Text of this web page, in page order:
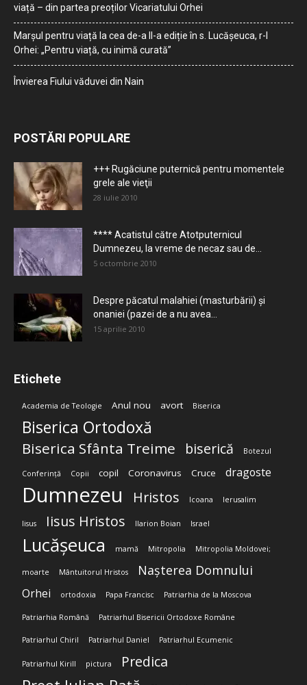
viață – din partea preoților Vicariatului Orhei
Marșul pentru viață la cea de-a II-a ediție în s. Lucășeuca, r-l
Orhei: „Pentru viață, cu inimă curată”
Învierea Fiului văduvei din Nain
POSTĂRI POPULARE
+++ Rugăciune puternică pentru momentele
grele ale vieţii
28 iulie 2010
**** Acatistul către Atotputernicul
Dumnezeu, la vreme de necaz sau de...
5 octombrie 2010
Despre păcatul malahiei (masturbării) şi
onaniei (pazei de a nu avea...
15 aprilie 2010
Etichete
Academia de Teologie Anul nou avort Biserica
Biserica Ortodoxă
Biserica Sfânta Treime biserică Botezul
Conferință Copii copil Coronavirus Cruce dragoste
Dumnezeu Hristos Icoana Ierusalim
Iisus Iisus Hristos Ilarion Boian Israel
Lucășeuca mamă Mitropolia Mitropolia Moldovei;
moarte Mântuitorul Hristos Nașterea Domnului
Orhei ortodoxia Papa Francisc Patriarhia de la Moscova
Patriarhia Română Patriarhul Bisericii Ortodoxe Române
Patriarhul Chiril Patriarhul Daniel Patriarhul Ecumenic
Patriarhul Kirill pictura Predica